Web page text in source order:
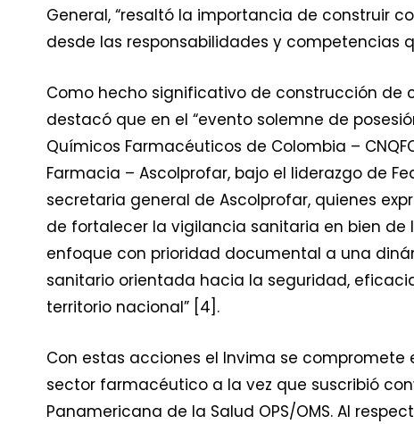
General, “resaltó la importancia de construir
desde las responsabilidades y
Como hecho significativo de construcción
destacó que en el “evento solemne de
Químicos Farmacéuticos de Colombia –
Farmacia – Ascolprofar, bajo el liderazgo de
secretaria general de Ascolprofar, quienes
de fortalecer la vigilancia sanitaria en bien
enfoque con prioridad documental a una
sanitario orientada hacia la seguridad,
territorio nacional” [4].
Con estas acciones el Invima se
sector farmacéutico a la vez que suscribió
Panamericana de la Salud OPS/OMS. Al